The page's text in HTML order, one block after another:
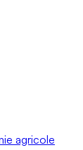
agricole